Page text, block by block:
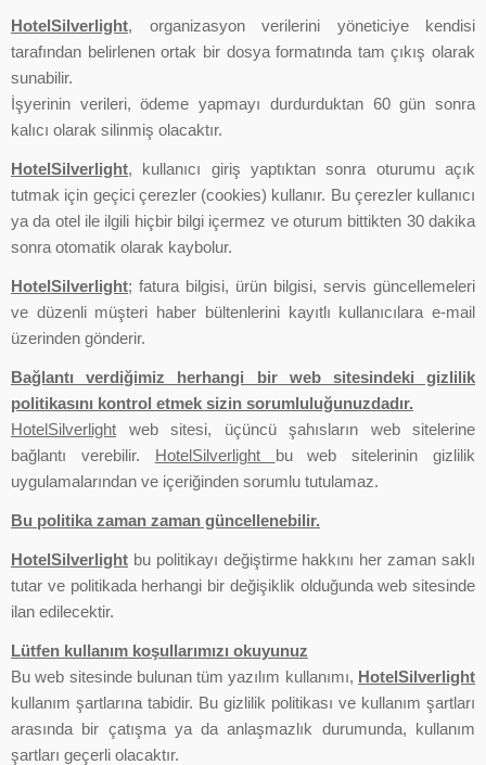
HotelSilverlight, organizasyon verilerini yöneticiye kendisi
tarafından belirlenen ortak bir dosya formatında tam çıkış olarak
sunabilir.
İşyerinin verileri, ödeme yapmayı durdurduktan 60 gün sonra
kalıcı olarak silinmiş olacaktır.
HotelSilverlight, kullanıcı giriş yaptıktan sonra oturumu açık
tutmak için geçici çerezler (cookies) kullanır. Bu çerezler kullanıcı
ya da otel ile ilgili hiçbir bilgi içermez ve oturum bittikten 30 dakika
sonra otomatik olarak kaybolur.
HotelSilverlight; fatura bilgisi, ürün bilgisi, servis güncellemeleri
ve düzenli müşteri haber bültenlerini kayıtlı kullanıcılara e-mail
üzerinden gönderir.
Bağlantı verdiğimiz herhangi bir web sitesindeki gizlilik
politikasını kontrol etmek sizin sorumluluğunuzdadır.
HotelSilverlight web sitesi, üçüncü şahısların web sitelerine
bağlantı verebilir. HotelSilverlight bu web sitelerinin gizlilik
uygulamalarından ve içeriğinden sorumlu tutulamaz.
Bu politika zaman zaman güncellenebilir.
HotelSilverlight bu politikayı değiştirme hakkını her zaman saklı
tutar ve politikada herhangi bir değişiklik olduğunda web sitesinde
ilan edilecektir.
Lütfen kullanım koşullarımızı okuyunuz
Bu web sitesinde bulunan tüm yazılım kullanımı, HotelSilverlight
kullanım şartlarına tabidir. Bu gizlilik politikası ve kullanım şartları
arasında bir çatışma ya da anlaşmazlık durumunda, kullanım
şartları geçerli olacaktır.